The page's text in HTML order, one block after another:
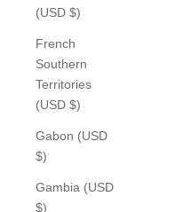
(USD $)
French
Southern
Territories
(USD $)
Gabon (USD
$)
Gambia (USD
$)